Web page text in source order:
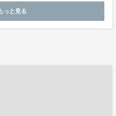
っと見る